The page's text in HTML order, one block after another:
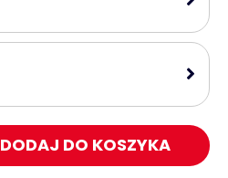
DODAJ DO KOSZYKA